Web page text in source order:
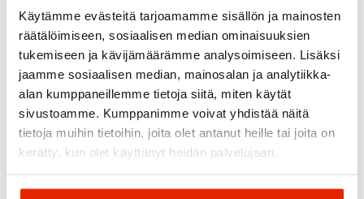
Käytämme evästeitä tarjoamamme sisällön ja mainosten
räätälöimiseen, sosiaalisen median ominaisuuksien
tukemiseen ja kävijämäärämme analysoimiseen. Lisäksi
jaamme sosiaalisen median, mainosalan ja analytiikka-
alan kumppaneillemme tietoja siitä, miten käytät
sivustoamme. Kumppanimme voivat yhdistää näitä
tietoja muihin tietoihin, joita olet antanut heille tai joita on
kerätty, kun olet käyttänyt heidän palvelujaan.